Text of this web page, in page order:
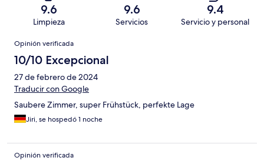
9.6
Limpieza
9.6
Servicios
9.4
Servicio y personal
Opiniones
Opinión verificada
10/10 Excepcional
27 de febrero de 2024
Traducir con Google
Saubere Zimmer, super Frühstück, perfekte Lage
Jiri, se hospedó 1 noche
Opinión verificada